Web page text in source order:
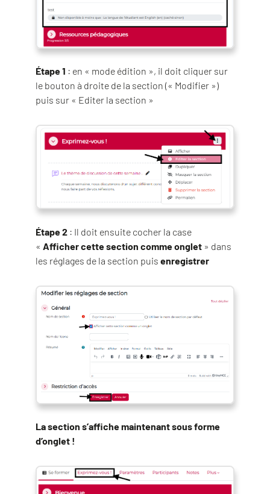
Étape 1 : en « mode édition », il doit cliquer sur
le bouton à droite de la section (« Modifier »)
puis sur « Editer la section »
Étape 2 : Il doit ensuite cocher la case
« Afficher cette section comme onglet » dans
les réglages de la section puis enregistrer
La section s’affiche maintenant sous forme
d’onglet !